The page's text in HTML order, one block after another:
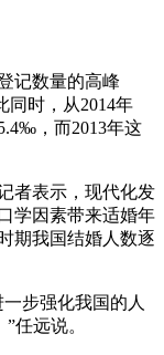
记数量的高峰
同时，从2014年
，而2013年这
者表示，现代化发
学因素带来适婚年
期我国结婚人数逐
步强化我国的人
任远说。